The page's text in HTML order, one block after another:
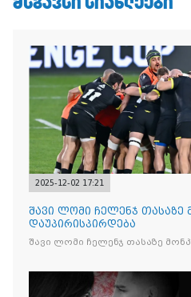
2025-12-02 17:21
შავი ლომი ჩელენჯ თასაზე
დაუპირისპირდება
შავი ლომი ჩელენჯ თასაზე